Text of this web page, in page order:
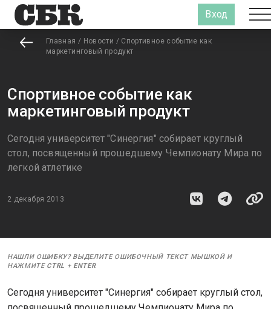
Вход
Главная / Новости / Спортивное событие как
маркетинговый продукт
Спортивное событие как
маркетинговый продукт
Сегодня университет "Синергия" собирает круглый
стол, посвященный прошедшему Чемпионату Мира по
легкой атлетике
2 декабря 2013
НАШЛИ ОШИБКУ? ВЫДЕЛИТЕ ОШИБОЧНЫЙ ТЕКСТ МЫШКОЙ И
НАЖМИТЕ CTRL + ENTER
Сегодня университет "Синергия" собирает круглый стол,